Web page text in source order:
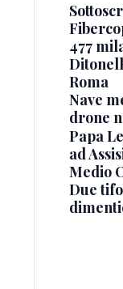
477
Roma
Nave
drone
Papa
ad
Medio
Due